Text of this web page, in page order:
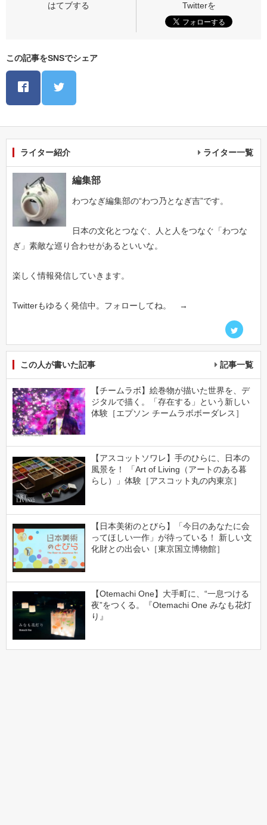
この記事をSNSでシェア
ライター紹介 ライター一覧
編集部
わつなぎ編集部の“わつ乃となぎ吉”です。
日本の文化とつなぐ、人と人をつなぐ「わつな
ぎ」素敵な巡り合わせがあるといいな。
楽しく情報発信していきます。
Twitterもゆるく発信中。フォローしてね。 →
この人が書いた記事 記事一覧
【チームラボ】絵巻物が描いた世界を、デ
ジタルで描く。「存在する」という新しい
体験［エプソン チームラボボーダレス］
【アスコットソワレ】手のひらに、日本の
風景を！ 「Art of Living（アートのある暮
らし）」体験［アスコット丸の内東京］
【日本美術のとびら】「今日のあなたに会
ってほしい一作」が待っている！ 新しい文
化財との出会い［東京国立博物館］
【Otemachi One】大手町に、“一息つける
夜”をつくる。『Otemachi One みなも花灯
り』